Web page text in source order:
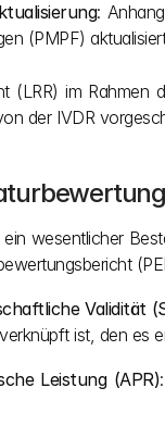
:
(PMPF)
(LRR) im
der IVDR
wesentlicher
Validität
ist, den es
Leistung (APR)